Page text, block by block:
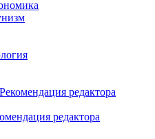
редактора
редактора